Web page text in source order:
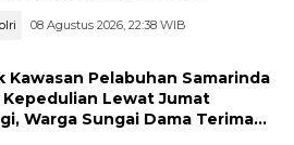
08 Agustus 2026, 22:38 WIB
Kawasan Pelabuhan Samarinda
Kepedulian Lewat Jumat
Warga Sungai Dama Terima